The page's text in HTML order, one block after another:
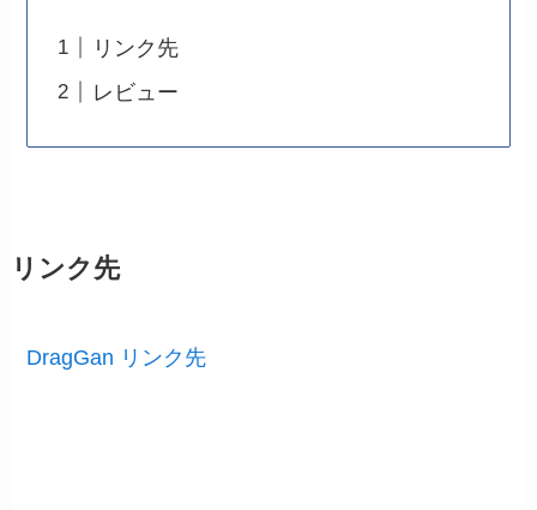
リンク先
レビュー
リンク先
DragGan リンク先